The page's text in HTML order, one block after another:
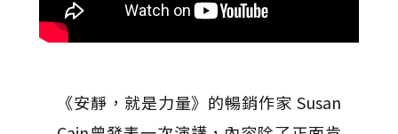
《安靜，就是力量》的暢銷作家 Susan